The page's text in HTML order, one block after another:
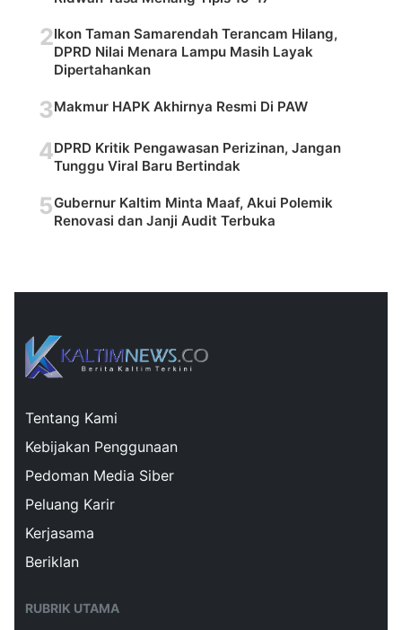
2Ikon Taman Samarendah Terancam Hilang,
DPRD Nilai Menara Lampu Masih Layak
Dipertahankan
3Makmur HAPK Akhirnya Resmi Di PAW
4DPRD Kritik Pengawasan Perizinan, Jangan
Tunggu Viral Baru Bertindak
5Gubernur Kaltim Minta Maaf, Akui Polemik
Renovasi dan Janji Audit Terbuka
Tentang Kami
Kebijakan Penggunaan
Pedoman Media Siber
Peluang Karir
Kerjasama
Beriklan
RUBRIK UTAMA